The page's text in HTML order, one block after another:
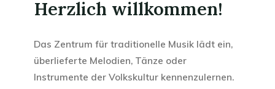
bis
März
2026"
Herzlich willkommen!
Das Zentrum für traditionelle Musik lädt ein,
überlieferte Melodien, Tänze oder
Instrumente der Volkskultur kennenzulernen.